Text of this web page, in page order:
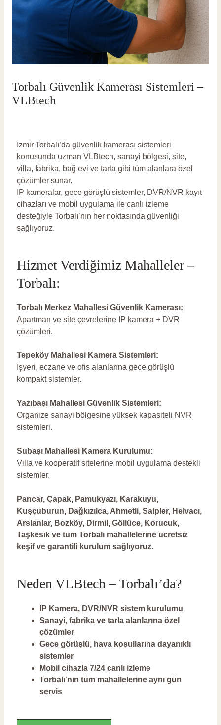
Torbalı Güvenlik Kamerası Sistemleri –
VLBtech
İzmir Torbalı’da güvenlik kamerası sistemleri
konusunda uzman VLBtech, sanayi bölgesi, site,
villa, fabrika, bağ evi ve tarla gibi tüm alanlara özel
çözümler sunar.
IP kameralar, gece görüşlü sistemler, DVR/NVR kayıt
cihazları ve mobil uygulama ile canlı izleme
desteğiyle Torbalı’nın her noktasında güvenliği
sağlıyoruz.
Hizmet Verdiğimiz Mahalleler –
Torbalı:
Torbalı Merkez Mahallesi Güvenlik Kamerası:
Apartman ve site çevrelerine IP kamera + DVR
çözümleri.
Tepeköy Mahallesi Kamera Sistemleri:
İşyeri, eczane ve ofis alanlarına gece görüşlü
kompakt sistemler.
Yazıbaşı Mahallesi Güvenlik Sistemleri:
Organize sanayi bölgesine yüksek kapasiteli NVR
sistemleri.
Subaşı Mahallesi Kamera Kurulumu:
Villa ve kooperatif sitelerine mobil uygulama destekli
sistemler.
Pancar, Çapak, Pamukyazı, Karakuyu,
Kuşçuburun, Dağkızılca, Ahmetli, Saipler, Helvacı,
Arslanlar, Bozköy, Dirmil, Göllüce, Korucuk,
Taşkesik ve tüm Torbalı mahallelerine ücretsiz
keşif ve garantili kurulum sağlıyoruz.
Neden VLBtech – Torbalı’da?
IP Kamera, DVR/NVR sistem kurulumu
Sanayi, fabrika ve tarla alanlarına özel
çözümler
Gece görüşlü, hava koşullarına dayanıklı
sistemler
Mobil cihazla 7/24 canlı izleme
Torbalı’nın tüm mahallelerine aynı gün
servis